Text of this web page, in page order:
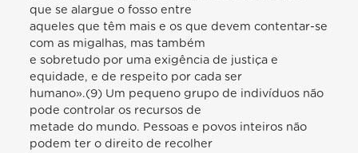
que se alargue o fosso entre
aqueles que têm mais e os que devem contentar-se
com as migalhas, mas também
e sobretudo por uma exigência de justiça e
equidade, e de respeito por cada ser
humano».(9) Um pequeno grupo de indivíduos não
pode controlar os recursos de
metade do mundo. Pessoas e povos inteiros não
podem ter o direito de recolher